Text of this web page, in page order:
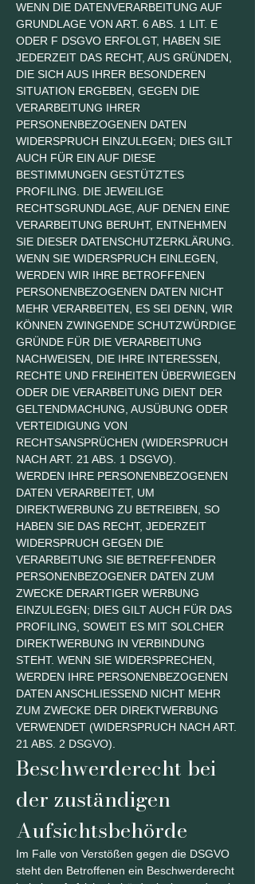
WENN DIE DATENVERARBEITUNG AUF
GRUNDLAGE VON ART. 6 ABS. 1 LIT. E
ODER F DSGVO ERFOLGT, HABEN SIE
JEDERZEIT DAS RECHT, AUS GRÜNDEN,
DIE SICH AUS IHRER BESONDEREN
SITUATION ERGEBEN, GEGEN DIE
VERARBEITUNG IHRER
PERSONENBEZOGENEN DATEN
WIDERSPRUCH EINZULEGEN; DIES GILT
AUCH FÜR EIN AUF DIESE
BESTIMMUNGEN GESTÜTZTES
PROFILING. DIE JEWEILIGE
RECHTSGRUNDLAGE, AUF DENEN EINE
VERARBEITUNG BERUHT, ENTNEHMEN
SIE DIESER DATENSCHUTZERKLÄRUNG.
WENN SIE WIDERSPRUCH EINLEGEN,
WERDEN WIR IHRE BETROFFENEN
PERSONENBEZOGENEN DATEN NICHT
MEHR VERARBEITEN, ES SEI DENN, WIR
KÖNNEN ZWINGENDE SCHUTZWÜRDIGE
GRÜNDE FÜR DIE VERARBEITUNG
NACHWEISEN, DIE IHRE INTERESSEN,
RECHTE UND FREIHEITEN ÜBERWIEGEN
ODER DIE VERARBEITUNG DIENT DER
GELTENDMACHUNG, AUSÜBUNG ODER
VERTEIDIGUNG VON
RECHTSANSPRÜCHEN (WIDERSPRUCH
NACH ART. 21 ABS. 1 DSGVO).
WERDEN IHRE PERSONENBEZOGENEN
DATEN VERARBEITET, UM
DIREKTWERBUNG ZU BETREIBEN, SO
HABEN SIE DAS RECHT, JEDERZEIT
WIDERSPRUCH GEGEN DIE
VERARBEITUNG SIE BETREFFENDER
PERSONENBEZOGENER DATEN ZUM
ZWECKE DERARTIGER WERBUNG
EINZULEGEN; DIES GILT AUCH FÜR DAS
PROFILING, SOWEIT ES MIT SOLCHER
DIREKTWERBUNG IN VERBINDUNG
STEHT. WENN SIE WIDERSPRECHEN,
WERDEN IHRE PERSONENBEZOGENEN
DATEN ANSCHLIESSEND NICHT MEHR
ZUM ZWECKE DER DIREKTWERBUNG
VERWENDET (WIDERSPRUCH NACH ART.
21 ABS. 2 DSGVO).
Beschwerderecht bei
der zuständigen
Aufsichtsbehörde
Im Falle von Verstößen gegen die DSGVO
steht den Betroffenen ein Beschwerderecht